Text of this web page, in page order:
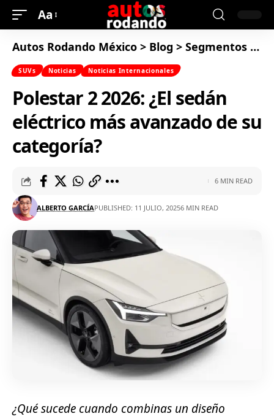
Aa
Autos Rodando México > Blog > Segmentos
SUVs Noticias Noticias Internacionales
Polestar 2 2026: ¿El sedán
eléctrico más avanzado de su
categoría?
ALBERTO GARCÍAPUBLISHED: 11 JULIO, 20256 MIN READ
6 MIN READ
¿Qué sucede cuando combinas un diseño